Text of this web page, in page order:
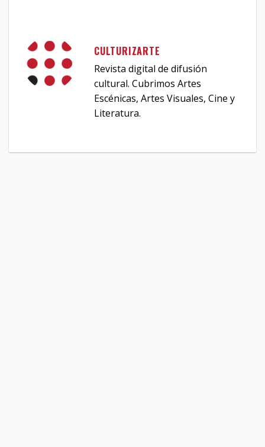
CULTURIZARTE
Revista digital de difusión
cultural. Cubrimos Artes
Escénicas, Artes Visuales, Cine y
Literatura.